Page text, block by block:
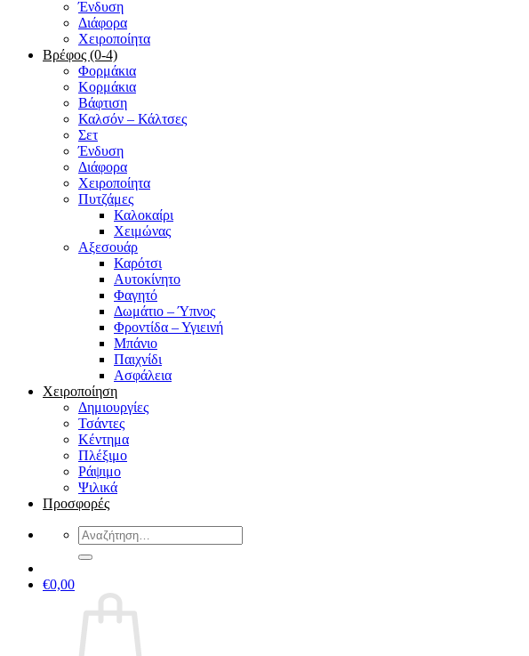
Ένδυση
Διάφορα
Χειροποίητα
Βρέφος (0-4)
Φορμάκια
Κορμάκια
Βάφτιση
Καλσόν – Κάλτσες
Σετ
Ένδυση
Διάφορα
Χειροποίητα
Πυτζάμες
Καλοκαίρι
Χειμώνας
Αξεσουάρ
Καρότσι
Αυτοκίνητο
Φαγητό
Δωμάτιο – Ύπνος
Φροντίδα – Υγιεινή
Μπάνιο
Παιχνίδι
Ασφάλεια
Χειροποίηση
Δημιουργίες
Τσάντες
Κέντημα
Πλέξιμο
Ράψιμο
Ψιλικά
Προσφορές
Αναζήτηση
για:
€0,00